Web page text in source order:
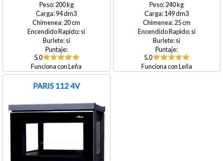
200
94
20
si
si
5.0
Leña
240
149
25
si
si
5.0
Leña
PARIS 112 4V